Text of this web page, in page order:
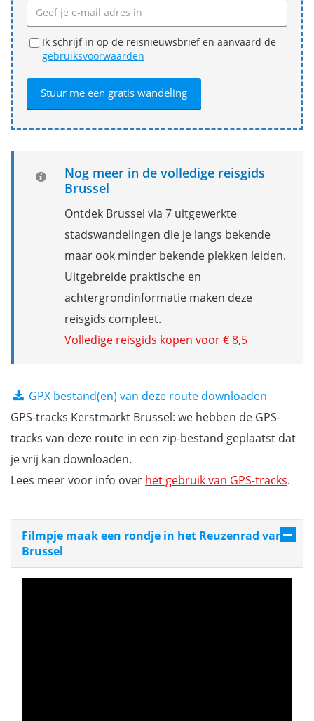
Ik schrijf in op de reisnieuwsbrief en aanvaard de
gebruiksvoorwaarden
Nog meer in de volledige reisgids
Brussel
Ontdek Brussel via 7 uitgewerkte
stadswandelingen die je langs bekende
maar ook minder bekende plekken leiden.
Uitgebreide praktische en
achtergrondinformatie maken deze
reisgids compleet.
Volledige reisgids kopen voor € 8,5
GPX bestand(en) van deze route downloaden
GPS-tracks Kerstmarkt Brussel: we hebben de GPS-
tracks van deze route in een zip-bestand geplaatst dat
je vrij kan downloaden.
Lees meer voor info over het gebruik van GPS-tracks.
Filmpje maak een rondje in het Reuzenrad van
Brussel